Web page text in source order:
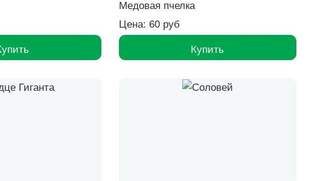
Медовая пчелка
Цена: 60 руб
Купить